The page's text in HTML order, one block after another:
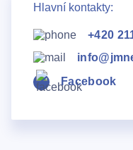
Hlavní kontakty:
+420
Facebook